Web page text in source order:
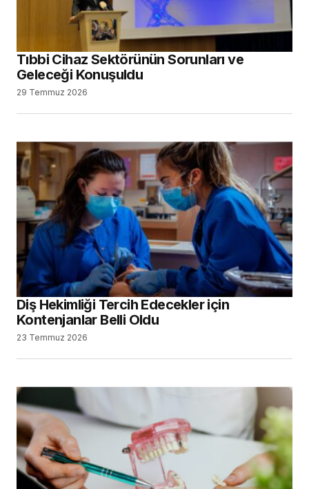
Tıbbi Cihaz Sektörünün Sorunları ve
Geleceği Konuşuldu
29 Temmuz 2026
Diş Hekimliği Tercih Edecekler için
Kontenjanlar Belli Oldu
23 Temmuz 2026